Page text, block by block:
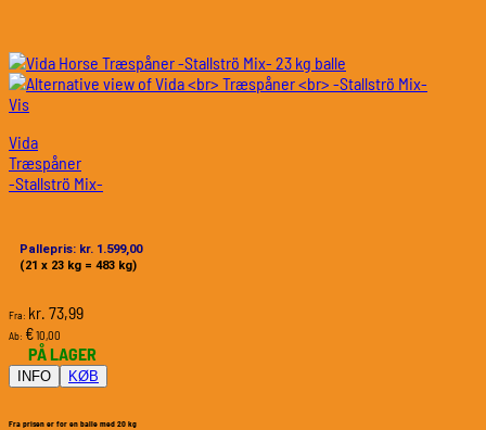
Vis
Vida
Træspåner
-Stallströ Mix-
Pallepris: kr. 1.599,00
(21 x 23 kg = 483 kg)
Fra: kr. 73,99
Ab: €10,00
PÅ LAGER
INFO KØB
Fra prisen er for en balle med 20 kg